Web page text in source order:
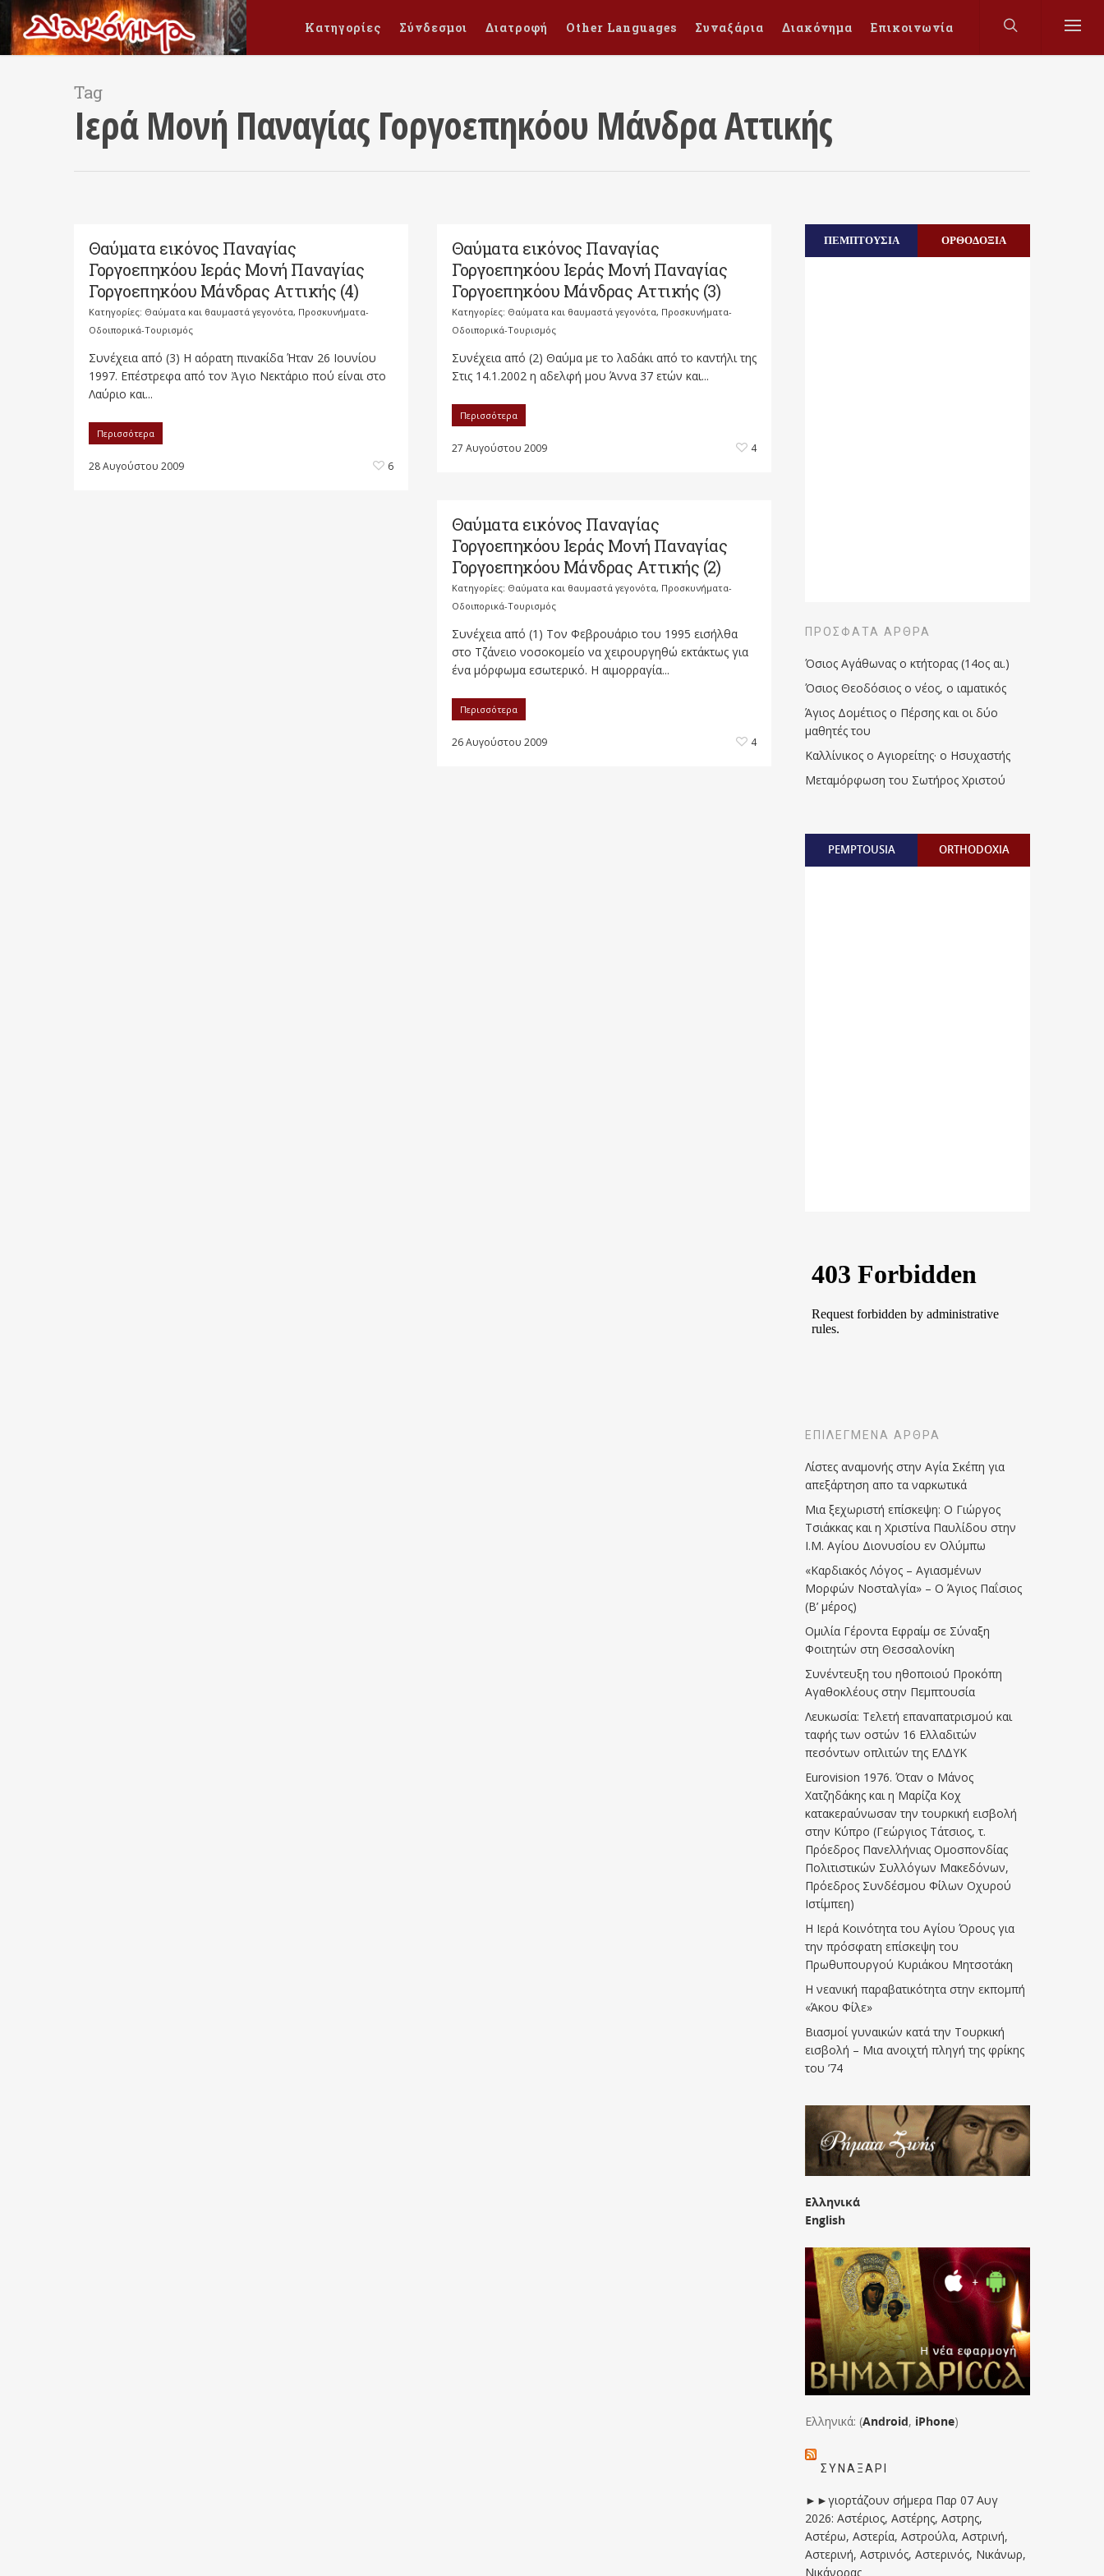
Κατηγορίες Σύνδεσμοι Διατροφή Other Languages Συναξάρια Διακόνημα Επικοινωνία
Tag
Ιερά Μονή Παναγίας Γοργοεπηκόου Μάνδρα Αττικής
Θαύματα εικόνος Παναγίας
Γοργοεπηκόου Ιεράς Μονή Παναγίας
Γοργοεπηκόου Μάνδρας Αττικής (4)
Κατηγορίες: Θαύματα και θαυμαστά γεγονότα, Προσκυνήματα-
Οδοιπορικά-Τουρισμός
Συνέχεια από (3) Η αόρατη πινακίδα Ήταν 26 Ιουνίου
1997. Επέστρεφα από τον Ἀγιο Νεκτάριο πού είναι στο
Λαύριο και...
Περισσότερα
28 Αυγούστου 2009 6
Θαύματα εικόνος Παναγίας
Γοργοεπηκόου Ιεράς Μονή Παναγίας
Γοργοεπηκόου Μάνδρας Αττικής (3)
Κατηγορίες: Θαύματα και θαυμαστά γεγονότα, Προσκυνήματα-
Οδοιπορικά-Τουρισμός
Συνέχεια από (2) Θαύμα με το λαδάκι από το καντήλι της
Στις 14.1.2002 η αδελφή μου Άννα 37 ετών και...
Περισσότερα
27 Αυγούστου 2009 4
Θαύματα εικόνος Παναγίας
Γοργοεπηκόου Ιεράς Μονή Παναγίας
Γοργοεπηκόου Μάνδρας Αττικής (2)
Κατηγορίες: Θαύματα και θαυμαστά γεγονότα, Προσκυνήματα-
Οδοιπορικά-Τουρισμός
Συνέχεια από (1) Τον Φεβρουάριο του 1995 εισήλθα
στο Τζάνειο νοσοκομείο να χειρουργηθώ εκτάκτως για
ένα μόρφωμα εσωτερικό. Η αιμορραγία...
Περισσότερα
26 Αυγούστου 2009 4
ΠΕΜΠΤΟΥΣΙΑ ΟΡΘΟΔΟΞΙΑ
ΠΡΌΣΦΑΤΑ ΆΡΘΡΑ
Όσιος Αγάθωνας ο κτήτορας (14ος αι.)
Όσιος Θεοδόσιος ο νέος, ο ιαματικός
Άγιος Δομέτιος ο Πέρσης και οι δύο
μαθητές του
Καλλίνικος ο Αγιορείτης · ο Ησυχαστής
Μεταμόρφωση του Σωτήρος Χριστού
PEMPTOUSIA ORTHODOXIA
ΕΠΙΛΕΓΜΈΝΑ ΆΡΘΡΑ
Λίστες αναμονής στην Αγία Σκέπη για
απεξάρτηση απο τα ναρκωτικά
Μια ξεχωριστή επίσκεψη: Ο Γιώργος
Τσιάκκας και η Χριστίνα Παυλίδου στην
Ι.Μ. Αγίου Διονυσίου εν Ολύμπω
«Καρδιακός Λόγος – Αγιασμένων
Μορφών Νοσταλγία» – Ο Άγιος Παΐσιος
(Β’ μέρος)
Ομιλία Γέροντα Εφραίμ σε Σύναξη
Φοιτητών στη Θεσσαλονίκη
Συνέντευξη του ηθοποιού Προκόπη
Αγαθοκλέους στην Πεμπτουσία
Λευκωσία: Τελετή επαναπατρισμού και
ταφής των οστών 16 Ελλαδιτών
πεσόντων οπλιτών της ΕΛΔΥΚ
Eurovision 1976. Όταν ο Μάνος
Χατζηδάκης και η Μαρίζα Κοχ
κατακεραύνωσαν την τουρκική εισβολή
στην Κύπρο (Γεώργιος Τάτσιος, τ.
Πρόεδρος Πανελλήνιας Ομοσπονδίας
Πολιτιστικών Συλλόγων Μακεδόνων,
Πρόεδρος Συνδέσμου Φίλων Οχυρού
Ιστίμπεη)
Η Ιερά Κοινότητα του Αγίου Όρους για
την πρόσφατη επίσκεψη του
Πρωθυπουργού Κυριάκου Μητσοτάκη
Η νεανική παραβατικότητα στην εκπομπή
«Άκου Φίλε»
Βιασμοί γυναικών κατά την Τουρκική
εισβολή – Μια ανοιχτή πληγή της φρίκης
του ’74
Ελληνικά
English
Ελληνικά: (Android, iPhone)
ΣΥΝΑΞΆΡΙ
►►γιορτάζουν σήμερα Παρ 07 Αυγ
2026: Αστέριος, Αστέρης, Αστρης,
Αστέρω, Αστερία, Αστρούλα, Αστρινή,
Αστερινή, Αστρινός, Αστερινός, Νικάνωρ,
Νικάνορας